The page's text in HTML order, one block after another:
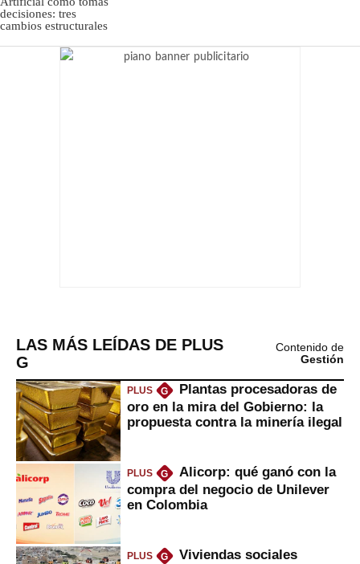
LAS MÁS LEÍDAS DE PLUS
G
Contenido de
Gestión
PLUS G
Plantas procesadoras de
oro en la mira del Gobierno: la
propuesta contra la minería ilegal
PLUS G
Alicorp: qué ganó con la
compra del negocio de Unilever
en Colombia
PLUS G
Viviendas sociales